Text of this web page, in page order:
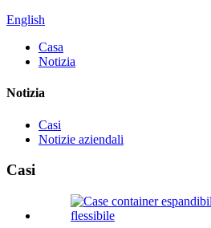
English
Casa
Notizia
Notizia
Casi
Notizie aziendali
Casi